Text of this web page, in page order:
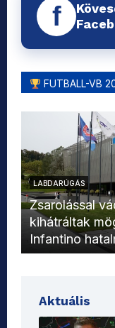
f
FUTBALL-VB
LABDARÚGÁS
Zsarolással
kihátráltak
Infantino
Aktuális